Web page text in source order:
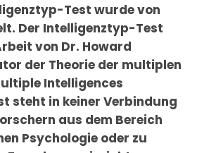
Test wurde von
Der Intelligenztyp-Test
von Dr. Howard
der Theorie der multiplen
Intelligences
steht in keiner Verbindung
aus dem Bereich
Psychologie oder zu